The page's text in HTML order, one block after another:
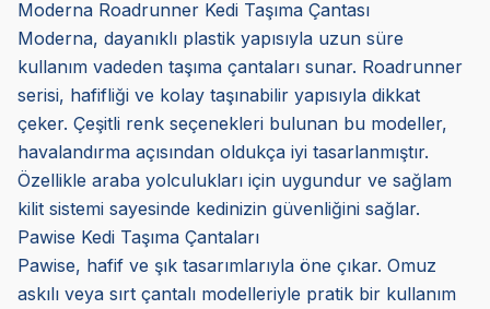
Moderna Roadrunner Kedi Taşıma Çantası
Moderna, dayanıklı plastik yapısıyla uzun süre
kullanım vadeden taşıma çantaları sunar. Roadrunner
serisi, hafifliği ve kolay taşınabilir yapısıyla dikkat
çeker. Çeşitli renk seçenekleri bulunan bu modeller,
havalandırma açısından oldukça iyi tasarlanmıştır.
Özellikle araba yolculukları için uygundur ve sağlam
kilit sistemi sayesinde kedinizin güvenliğini sağlar.
Pawise Kedi Taşıma Çantaları
Pawise, hafif ve şık tasarımlarıyla öne çıkar. Omuz
askılı veya sırt çantalı modelleriyle pratik bir kullanım